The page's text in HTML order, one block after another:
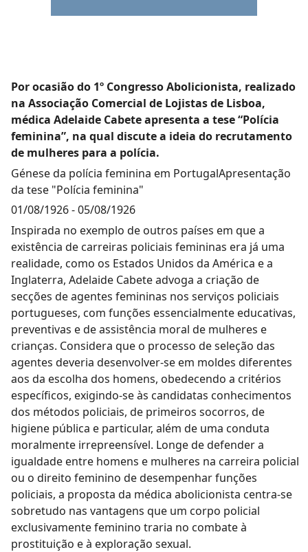
Por ocasião do 1º Congresso Abolicionista, realizado
na Associação Comercial de Lojistas de Lisboa,
médica Adelaide Cabete apresenta a tese “Polícia
feminina”, na qual discute a ideia do recrutamento
de mulheres para a polícia.
Génese da polícia feminina em PortugalApresentação
da tese "Polícia feminina"
01/08/1926-05/08/1926
Inspirada no exemplo de outros países em que a
existência de carreiras policiais femininas era já uma
realidade, como os Estados Unidos da América e a
Inglaterra, Adelaide Cabete advoga a criação de
secções de agentes femininas nos serviços policiais
portugueses, com funções essencialmente educativas,
preventivas e de assistência moral de mulheres e
crianças. Considera que o processo de seleção das
agentes deveria desenvolver-se em moldes diferentes
aos da escolha dos homens, obedecendo a critérios
específicos, exigindo-se às candidatas conhecimentos
dos métodos policiais, de primeiros socorros, de
higiene pública e particular, além de uma conduta
moralmente irrepreensível. Longe de defender a
igualdade entre homens e mulheres na carreira policial
ou o direito feminino de desempenhar funções
policiais, a proposta da médica abolicionista centra-se
sobretudo nas vantagens que um corpo policial
exclusivamente feminino traria no combate à
prostituição e à exploração sexual.